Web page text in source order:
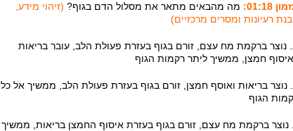
01:18: מה מהבאים מתאר את מסלול הדם בגוף? (זיהוי מידע,
רעיונות ומסרים מרכזיים)
נוצר ברקמת מח עצם, זורם בגוף בעזרת פעולת הלב, עובר בריאות
חמצן, ממשיך ליתר רקמות הגוף
נוצר בריאות ואוסף חמצן, זורם בגוף בעזרת פעולת הלב, ממשיך אל כל
הגוף
נוצר ברקמת מח עצם, זורם בגוף בעזרת איסוף החמצן בריאות, ממשיך